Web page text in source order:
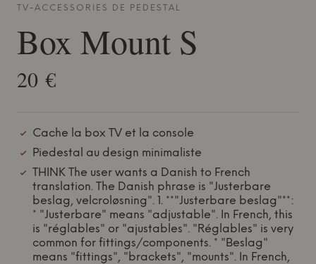
TV-ACCESSORIES DE PEDESTAL
Box Mount S
20 €
Cache la box TV et la console
Piedestal au design minimaliste
THINK The user wants a Danish to French
translation. The Danish phrase is "Justerbare
beslag, velcroløsning". 1. **"Justerbare beslag"**:
* "Justerbare" means "adjustable". In French, this
is "réglables" or "ajustables". "Réglables" is very
common for fittings/components. * "Beslag"
means "fittings", "brackets", "mounts". In French,